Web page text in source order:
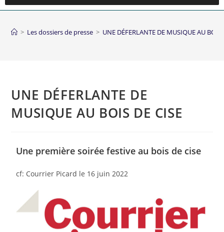
> Les dossiers de presse > UNE DÉFERLANTE DE MUSIQUE AU BOIS
UNE DÉFERLANTE DE
MUSIQUE AU BOIS DE CISE
Une première soirée festive au bois de cise
cf: Courrier Picard le 16 juin 2022